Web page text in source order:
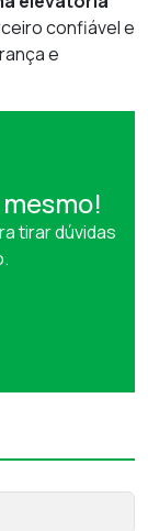
confiável e
e
tirar dúvidas